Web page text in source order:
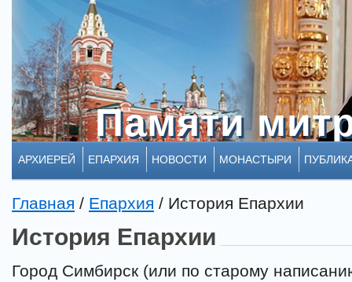
Памяти
Памяти
АРХИЕРЕЙ ЕПАРХИЯ НОВОСТИ МОНАСТЫРИ
Главная / Епархия / История Епархии
История Епархии
Город Симбирск (или по старому